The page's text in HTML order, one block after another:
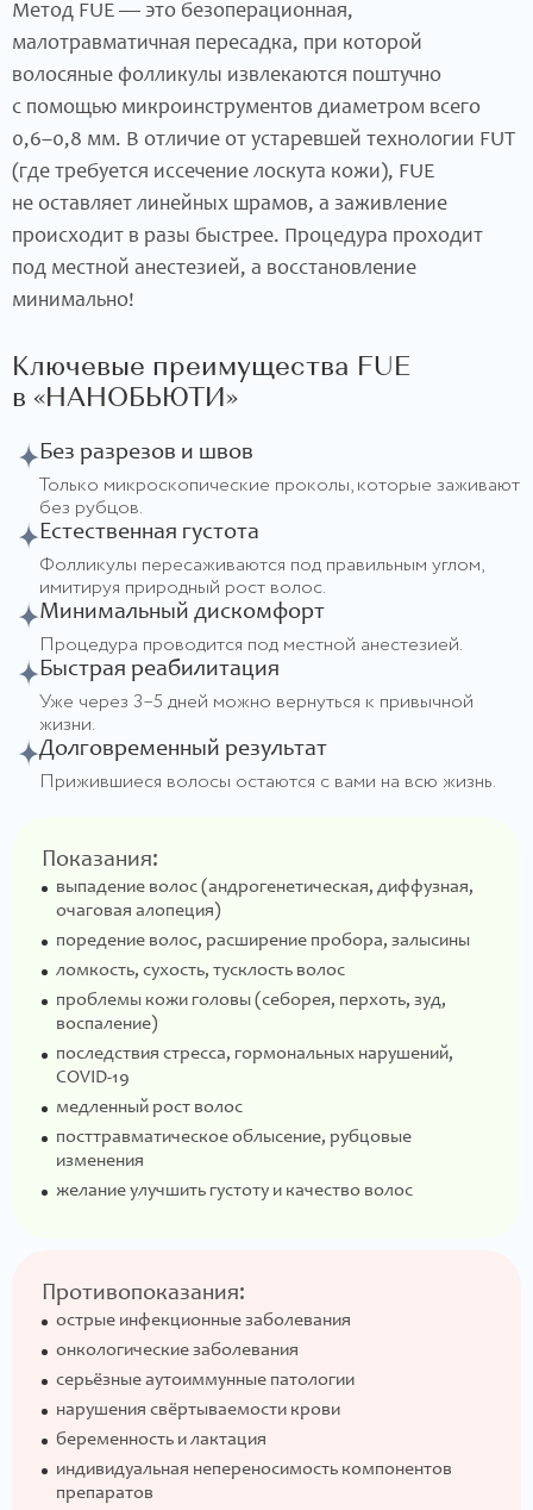
Метод FUE — это безоперационная,
малотравматичная пересадка, при которой
волосяные фолликулы извлекаются поштучно
с помощью микроинструментов диаметром всего
0,6–0,8 мм. В отличие от устаревшей технологии FUT
(где требуется иссечение лоскута кожи), FUE
не оставляет линейных шрамов, а заживление
происходит в разы быстрее. Процедура проходит
под местной анестезией, а восстановление
минимально!
Ключевые преимущества FUE
в «НАНОБЬЮТИ»
Без разрезов и швов
Только микроскопические проколы, которые заживают
без рубцов.
Естественная густота
Фолликулы пересаживаются под правильным углом,
имитируя природный рост волос.
Минимальный дискомфорт
Процедура проводится под местной анестезией.
Быстрая реабилитация
Уже через 3–5 дней можно вернуться к привычной
жизни.
Долговременный результат
Прижившиеся волосы остаются с вами на всю жизнь.
Показания:
выпадение волос (андрогенетическая, диффузная,
очаговая алопеция)
поредение волос, расширение пробора, залысины
ломкость, сухость, тусклость волос
проблемы кожи головы (себорея, перхоть, зуд,
воспаление)
последствия стресса, гормональных нарушений,
COVID-19
медленный рост волос
посттравматическое облысение, рубцовые
изменения
желание улучшить густоту и качество волос
Противопоказания:
острые инфекционные заболевания
онкологические заболевания
серьёзные аутоиммунные патологии
нарушения свёртываемости крови
беременность и лактация
индивидуальная непереносимость компонентов
препаратов